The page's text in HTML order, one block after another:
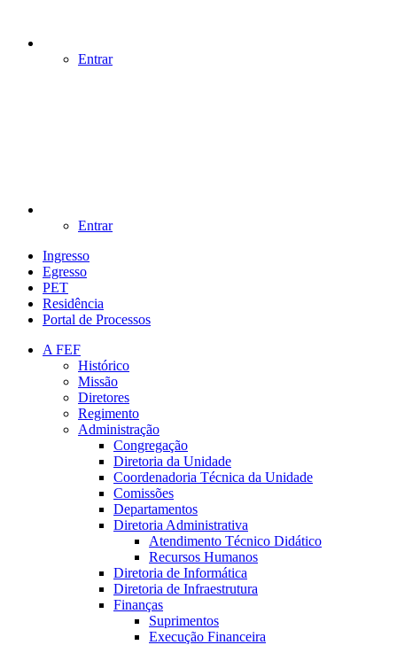
Entrar
Entrar
Ingresso
Egresso
PET
Residência
Portal de Processos
A FEF
Histórico
Missão
Diretores
Regimento
Administração
Congregação
Diretoria da Unidade
Coordenadoria Técnica da Unidade
Comissões
Departamentos
Diretoria Administrativa
Atendimento Técnico Didático
Recursos Humanos
Diretoria de Informática
Diretoria de Infraestrutura
Finanças
Suprimentos
Execução Financeira